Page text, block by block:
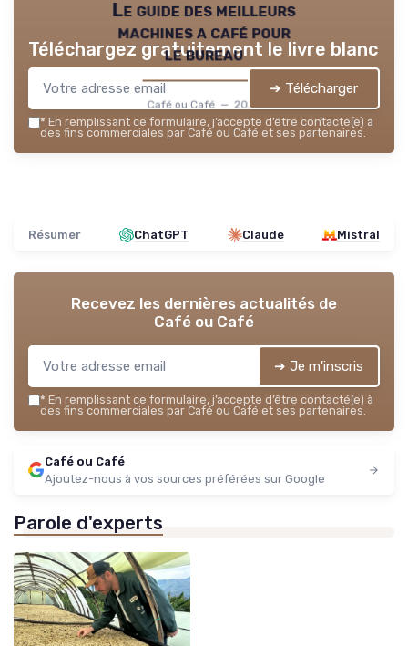
Le guide des meilleurs
machines a café pour
le bureau
Café ou Café — 2026
Téléchargez gratuitement le livre blanc
➔ Télécharger
* En remplissant ce formulaire, j’accepte d’être contacté(e) à
des fins commerciales par Café ou Café et ses partenaires.
Résumer ChatGPT Claude Mistral
Recevez les dernières actualités de
Café ou Café
➔ Je m'inscris
* En remplissant ce formulaire, j’accepte d’être contacté(e) à
des fins commerciales par Café ou Café et ses partenaires.
Café ou Café
Ajoutez-nous à vos sources préférées sur Google
Parole d'experts